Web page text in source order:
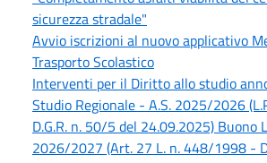
sicurezza stradale"
Avvio iscrizioni al nuovo applicativo
Trasporto Scolastico
Interventi per il Diritto allo studio
Studio Regionale - A.S. 2025/2026
D.G.R. n. 50/5 del 24.09.2025) Buono
2026/2027 (Art. 27 L. n. 448/1998 -